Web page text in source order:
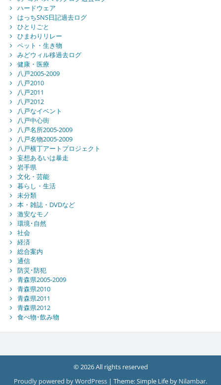
ハードウェア
はっちSNS日記過去ログ
ひとりごと
ひまわりリレー
ペット・生き物
みどウィル移過去ログ
健康・医療
八戸2005-2009
八戸2010
八戸2011
八戸2012
八戸なイベント
八戸中心街
八戸名所2005-2009
八戸名物2005-2009
八戸横丁アートプロジェクト
妄想あるいは暴走
岩手県
文化・芸能
暮らし・生活
未分類
本・雑誌・DVDなど
激安なモノ
環境･自然
社会
経済
総合案内
通信
防災･防犯
青森県2005-2009
青森県2010
青森県2011
青森県2012
食べ物･飲み物
© 2026 All rights reserved
Proudly powered by WordPress | Theme: Simple Life by Nilambar.